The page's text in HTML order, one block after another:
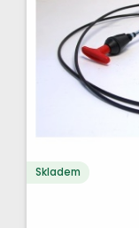
Skladem